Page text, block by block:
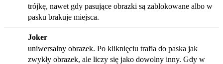
trójkę, nawet gdy pasujące obrazki są zablokowane albo w
pasku brakuje miejsca.
Joker
uniwersalny obrazek. Po kliknięciu trafia do paska jak
zwykły obrazek, ale liczy się jako dowolny inny. Gdy w